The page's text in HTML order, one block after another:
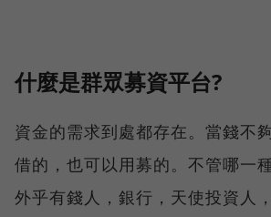
什麼是群眾募資平台?
資金的需求到處都存在。當錢不
借的，也可以用募的。不管哪一
外乎有錢人，銀行，天使投資人